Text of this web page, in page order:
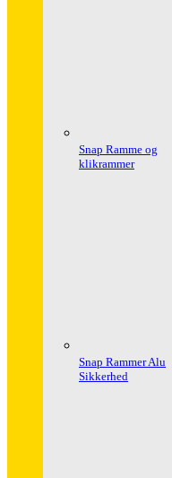
Snap Ramme og
klikrammer
Snap Rammer Alu
Sikkerhed